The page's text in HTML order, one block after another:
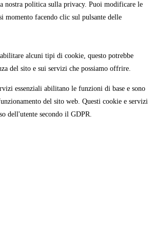
nostra politica sulla privacy. Puoi modificare le
momento facendo clic sul pulsante delle
alcuni tipi di cookie, questo potrebbe
del sito e sui servizi che possiamo offrire.
essenziali abilitano le funzioni di base e sono
del sito web. Questi cookie e servizi
dell'utente secondo il GDPR.